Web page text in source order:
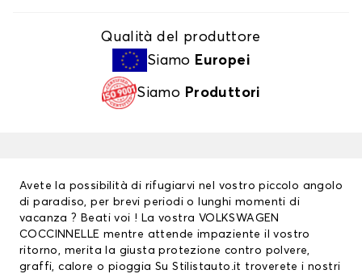
Qualità del produttore
Siamo Europei
Siamo Produttori
Avete la possibilità di rifugiarvi nel vostro piccolo angolo
di paradiso, per brevi periodi o lunghi momenti di
vacanza ? Beati voi ! La vostra VOLKSWAGEN
COCCINNELLE mentre attende impaziente il vostro
ritorno, merita la giusta protezione contro polvere,
graffi, calore o pioggia Su Stilistauto.it troverete i nostri